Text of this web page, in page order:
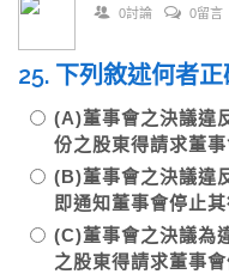
0討論 0留言
25. 下列敘述何者
(A)董事會之決議違
份之股東得請求董
(B)董事會之決議違
即通知董事會停止
(C)董事會之決議為
之股東得請求董事